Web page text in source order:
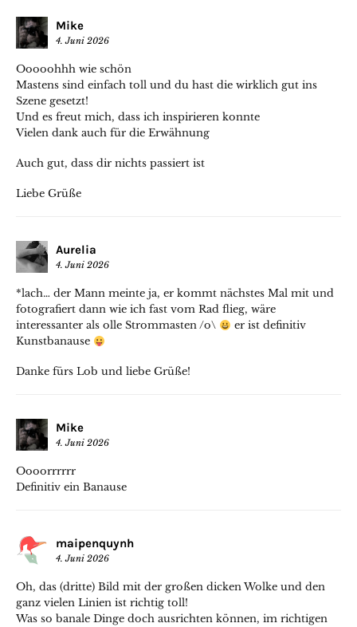
Mike
4. Juni 2026
Ooooohhh wie schön
Mastens sind einfach toll und du hast die wirklich gut ins
Szene gesetzt!
Und es freut mich, dass ich inspirieren konnte
Vielen dank auch für die Erwähnung
Auch gut, dass dir nichts passiert ist
Liebe Grüße
Aurelia
4. Juni 2026
*lach… der Mann meinte ja, er kommt nächstes Mal mit und
fotografiert dann wie ich fast vom Rad flieg, wäre
interessanter als olle Strommasten /o\
er ist definitiv
Kunstbanause
Danke fürs Lob und liebe Grüße!
Mike
4. Juni 2026
Oooorrrrrr
Definitiv ein Banause
maipenquynh
4. Juni 2026
Oh, das (dritte) Bild mit der großen dicken Wolke und den
ganz vielen Linien ist richtig toll!
Was so banale Dinge doch ausrichten können, im richtigen